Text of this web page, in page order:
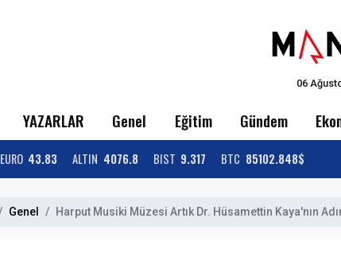
06
YAZARLAR Genel Eğitim Gündem
EURO 43.83 ALTIN 4076.8 BIST 9.317 BTC 85102.848$
Genel Harput Musiki Müzesi Artık Dr. Hüsamettin Kaya'nın